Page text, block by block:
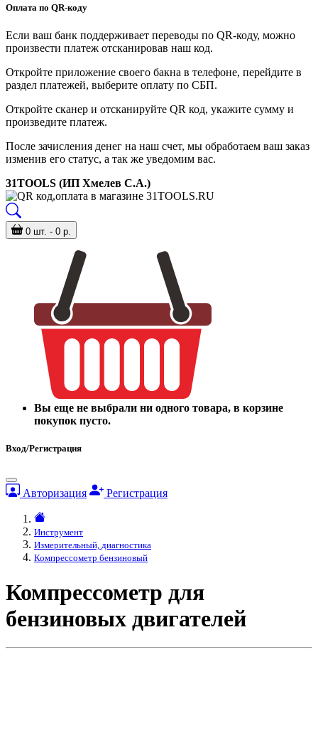
Оплата по QR-коду
Если ваш банк поддерживает переводы по QR-коду, можно
произвести платеж отсканировав наш код.
Откройте приложение своего бакна в телефоне, перейдите в
раздел платежей, выберите оплату по СБП.
Откройте сканер и отсканируйте QR код, укажите сумму и
произведите платеж.
После зачисления денег на наш счет, мы обработаем ваш заказ
изменив его статус, а так же уведомим вас.
31TOOLS (ИП Хмелев С.А.)
0 шт. - 0 р.
Вы еще не выбрали ни одного товара, в корзине
покупок пусто.
Вход/Регистрация
Авторизация Регистрация
Инструмент
Измерительный, диагностика
Компрессометр бензиновый
Компрессометр для
бензиновых двигателей